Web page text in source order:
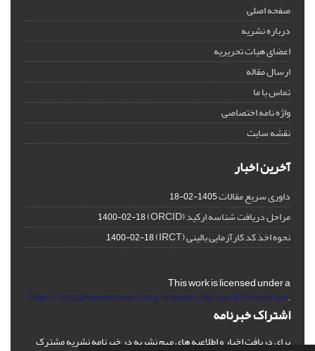
صفحه اصلی
درباره نشریه
اعضای هیات تحریریه
ارسال مقاله
تماس با ما
واژه نامه اختصاصی
نقشه سایت
آخرین اخبار
داوری سریع مقالات1405-02-18
مراحل دریافت شناسه ارکید (ORCID) 1400-02-18
نحوه اخذ کد کارآزمایی بالینی (IRCT) 1400-02-18
This work is licensed under a
https://creativecommons.org/licenses/by-nc/4.0/deed.en.
اشتراک خبرنامه
برای دریافت اخبار و اطلاعیه های مهم نشریه در خبرنامه نشریه مشترک